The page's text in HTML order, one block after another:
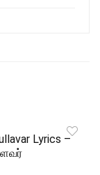
Lyrics –